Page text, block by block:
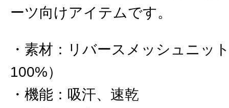
ーツ向けアイテムです。
素材 ： リバースメッシュニッ
100%）
機能 ： 吸汗、速乾